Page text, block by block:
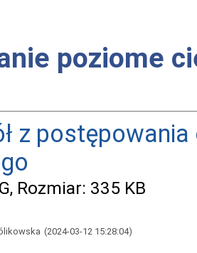
poziome
z
Rozmiar: 335 KB
(2024-03-12 15:28:04)